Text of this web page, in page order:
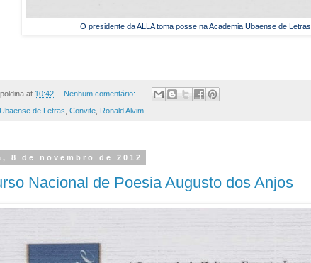
O presidente da ALLA toma posse na Academia Ubaense de Letras
at 10:42 Nenhum comentário:
de Letras Convite Ronald Alvim
8 de novembro de 2012
Nacional de Poesia Augusto dos Anjos